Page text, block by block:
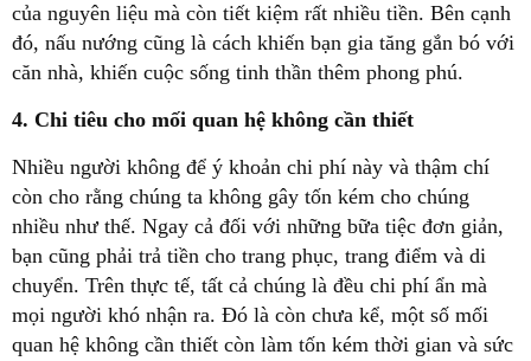
của nguyên liệu mà còn tiết kiệm rất nhiều tiền. Bên cạnh
đó, nấu nướng cũng là cách khiến bạn gia tăng gắn bó với
căn nhà, khiến cuộc sống tinh thần thêm phong phú.
4. Chi tiêu cho mối quan hệ không cần thiết
Nhiều người không để ý khoản chi phí này và thậm chí
còn cho rằng chúng ta không gây tốn kém cho chúng
nhiều như thế. Ngay cả đối với những bữa tiệc đơn giản,
bạn cũng phải trả tiền cho trang phục, trang điểm và di
chuyển. Trên thực tế, tất cả chúng là đều chi phí ẩn mà
mọi người khó nhận ra. Đó là còn chưa kể, một số mối
quan hệ không cần thiết còn làm tốn kém thời gian và sức